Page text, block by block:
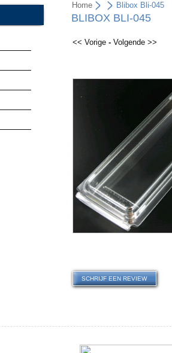
Home Blibox Bli-045
BLIBOX BLI-045
<< Vorige- Volgende >>